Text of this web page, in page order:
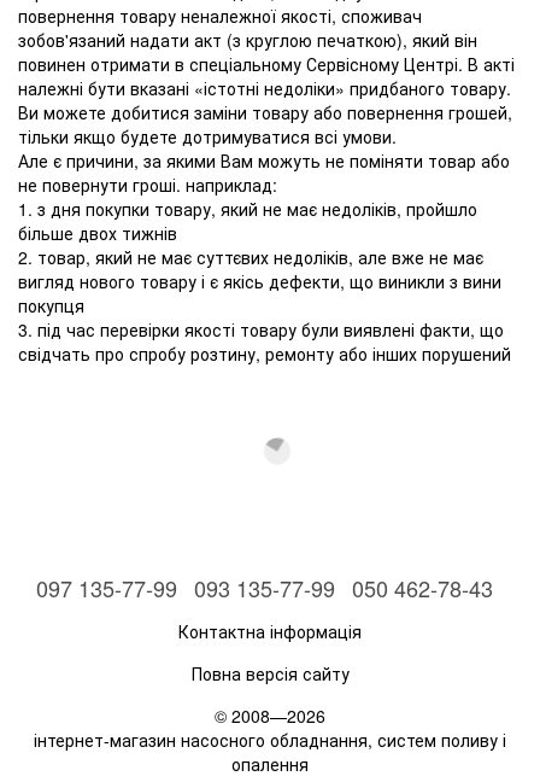
повернення товару неналежної якості, споживач
зобов'язаний надати акт (з круглою печаткою), який він
повинен отримати в спеціальному Сервісному Центрі. В акті
належні бути вказані «істотні недоліки» придбаного товару.
Ви можете добитися заміни товару або повернення грошей,
тільки якщо будете дотримуватися всі умови.
Але є причини, за якими Вам можуть не поміняти товар або
не повернути гроші. наприклад:
1. з дня покупки товару, який не має недоліків, пройшло
більше двох тижнів
2. товар, який не має суттєвих недоліків, але вже не має
вигляд нового товару і є якісь дефекти, що виникли з вини
покупця
3. під час перевірки якості товару були виявлені факти, що
свідчать про спробу розтину, ремонту або інших порушений
097 135-77-99 093 135-77-99 050 462-78-43
Контактна інформація
Повна версія сайту
© 2008—2026
інтернет-магазин насосного обладнання, систем поливу і
опалення